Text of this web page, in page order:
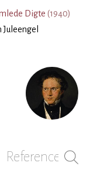
Digte (1940)
Juleengel
References